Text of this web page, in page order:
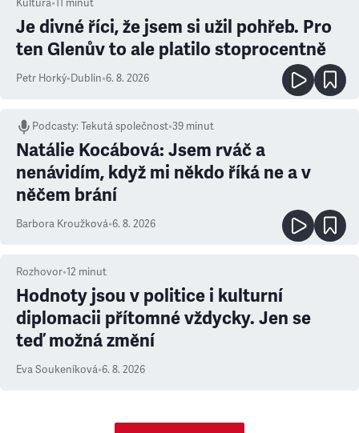
Kultura•11 minut
Je divné říci, že jsem si užil pohřeb. Pro
ten Glenův to ale platilo stoprocentně
Petr Horký•Dublin•6. 8. 2026
Podcasty:Tekutá společnost•39 minut
Natálie Kocábová: Jsem rváč a
nenávidím, když mi někdo říká ne a v
něčem brání
Barbora Kroužková•6. 8. 2026
Rozhovor•12 minut
Hodnoty jsou v politice i kulturní
diplomacii přítomné vždycky. Jen se
teď možná změní
Eva Soukeníková•6. 8. 2026